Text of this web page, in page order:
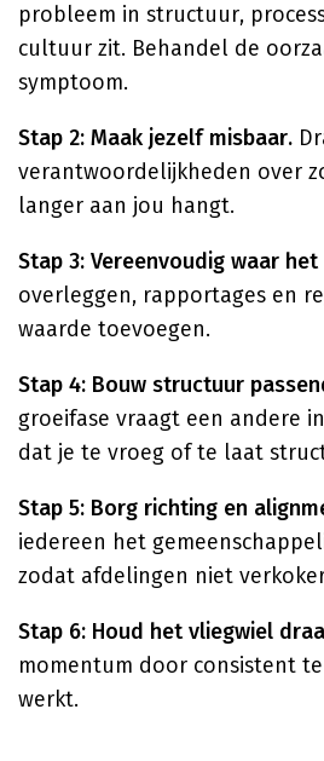
probleem in structuur,
cultuur zit. Behandel de
symptoom.
Stap 2: Maak jezelf misbaar.
verantwoordelijkheden over
langer aan jou hangt.
Stap 3: Vereenvoudig waar het
overleggen, rapportages en
waarde toevoegen.
Stap 4: Bouw structuur
groeifase vraagt een andere
dat je te vroeg of te laat
Stap 5: Borg richting en
iedereen het
zodat afdelingen niet
Stap 6: Houd het vliegwiel
momentum door consistent
werkt.